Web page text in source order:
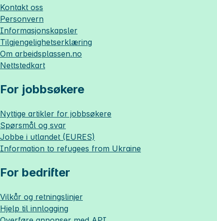
Kontakt oss
Personvern
Informasjonskapsler
Tilgjengelighetserklæring
Om arbeidsplassen.no
Nettstedkart
For jobbsøkere
Nyttige artikler for jobbsøkere
Spørsmål og svar
Jobbe i utlandet (EURES)
Information to refugees from Ukraine
For bedrifter
Vilkår og retningslinjer
Hjelp til innlogging